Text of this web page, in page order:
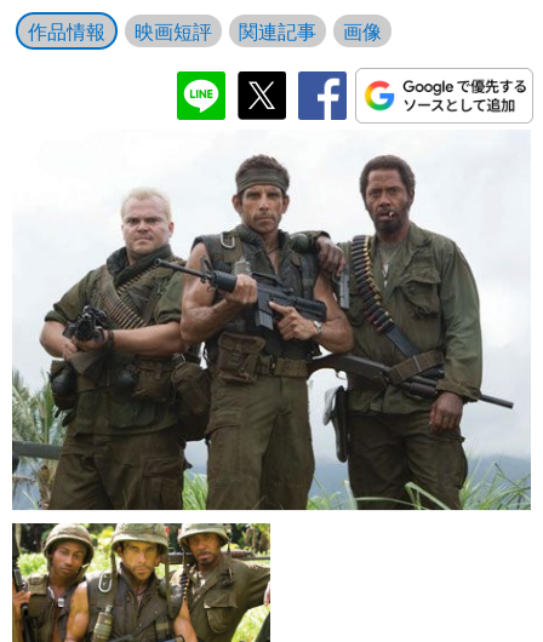
作品情報 映画短評 関連記事 画像